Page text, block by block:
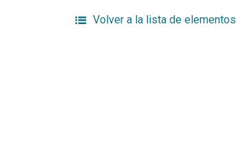
Volver a la lista de elementos